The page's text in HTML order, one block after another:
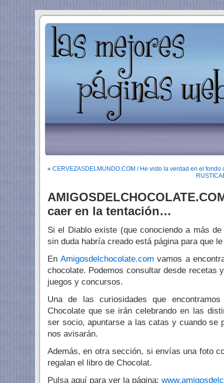
« CERVEZASDELMUNDO.COM / He visto la verdad en el fondo
caer en la tentación…
Si el Diablo existe (que conociendo a más
sin duda habría creado está página para que
En Amigosdelchocolate.com vamos a
chocolate. Podemos consultar desde recetas
juegos y concursos.
Una de las curiosidades que
Chocolate que se irán celebrando en las
ser socio, apuntarse a las catas y cuando se
nos avisarán.
Además, en otra sección, si envías una foto
regalan el libro de Chocolat.
Pulsa aquí para ver la página: